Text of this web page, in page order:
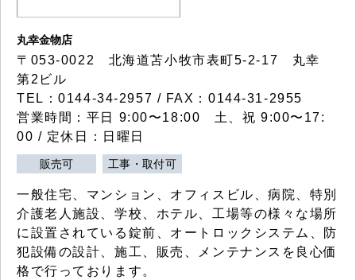
丸幸金物店
〒053-0022 北海道苫小牧市表町5-2-17 丸幸
第2ビル
TEL：0144-34-2957 / FAX：0144-31-2955
営業時間：平日 9:00〜18:00 土、祝 9:00〜17:
00 / 定休日：日曜日
販売可 工事・取付可
一般住宅、マンション、オフィスビル、病院、特別
介護老人施設、学校、ホテル、工場等の様々な場所
に設置されている錠前、オートロックシステム、防
犯設備の設計、施工、販売、メンテナンスを良心価
格で行っております。